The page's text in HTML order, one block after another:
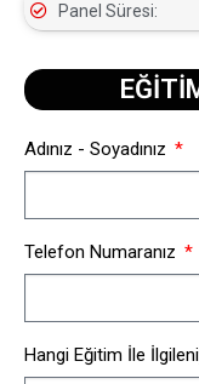
Panel Süresi:
Adınız - Soyadınız
Telefon Numaranız
Hangi Eğitim İle